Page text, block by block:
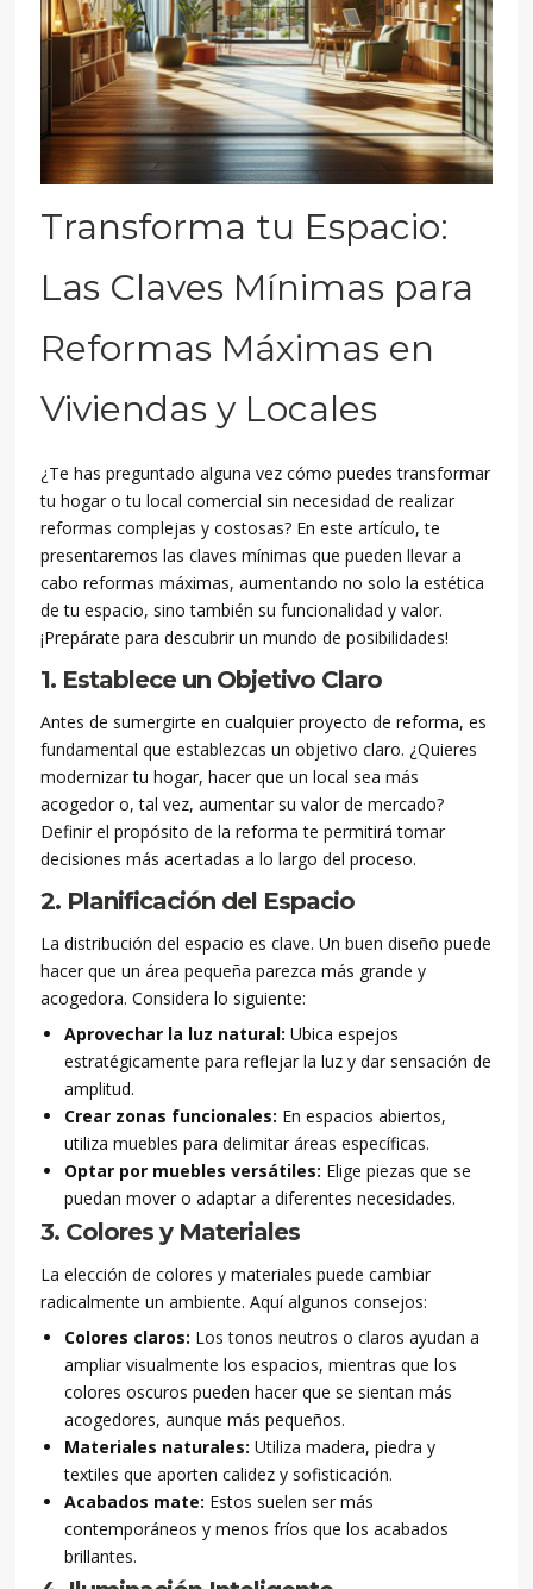
Transforma tu Espacio:
Las Claves Mínimas para
Reformas Máximas en
Viviendas y Locales
¿Te has preguntado alguna vez cómo puedes transformar
tu hogar o tu local comercial sin necesidad de realizar
reformas complejas y costosas? En este artículo, te
presentaremos las claves mínimas que pueden llevar a
cabo reformas máximas, aumentando no solo la estética
de tu espacio, sino también su funcionalidad y valor.
¡Prepárate para descubrir un mundo de posibilidades!
1. Establece un Objetivo Claro
Antes de sumergirte en cualquier proyecto de reforma, es
fundamental que establezcas un objetivo claro. ¿Quieres
modernizar tu hogar, hacer que un local sea más
acogedor o, tal vez, aumentar su valor de mercado?
Definir el propósito de la reforma te permitirá tomar
decisiones más acertadas a lo largo del proceso.
2. Planificación del Espacio
La distribución del espacio es clave. Un buen diseño puede
hacer que un área pequeña parezca más grande y
acogedora. Considera lo siguiente:
Aprovechar la luz natural: Ubica espejos
estratégicamente para reflejar la luz y dar sensación de
amplitud.
Crear zonas funcionales: En espacios abiertos,
utiliza muebles para delimitar áreas específicas.
Optar por muebles versátiles: Elige piezas que se
puedan mover o adaptar a diferentes necesidades.
3. Colores y Materiales
La elección de colores y materiales puede cambiar
radicalmente un ambiente. Aquí algunos consejos:
Colores claros: Los tonos neutros o claros ayudan a
ampliar visualmente los espacios, mientras que los
colores oscuros pueden hacer que se sientan más
acogedores, aunque más pequeños.
Materiales naturales: Utiliza madera, piedra y
textiles que aporten calidez y sofisticación.
Acabados mate: Estos suelen ser más
contemporáneos y menos fríos que los acabados
brillantes.